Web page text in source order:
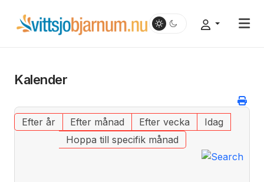
Kalender
Efter år Efter månad Efter vecka
Idag
Hoppa till specifik månad